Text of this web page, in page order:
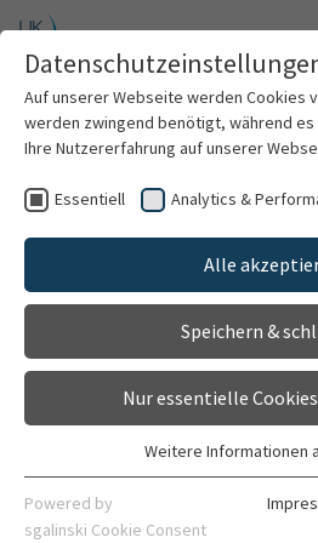
Zum Hauptinhalt springen
Patienten & Besucher
Kliniken & Institute
Forschung
Karriere
Klinik für Gefäßchirurgie und
Privatsprechstunde Prof. Dr.
Definition der
Auf unserer Webseite werden Cookies
werden zwingend benötigt, während
Ihre Nutzererfahrung auf unserer
Essentiell Analytics &
Alle
Speichern &
Nur essentielle
Essentielle Cookies werden für
Webseite benötigt. Dadurch ist
Weitere Informationen
Powered by
sgalinski Cookie Consent